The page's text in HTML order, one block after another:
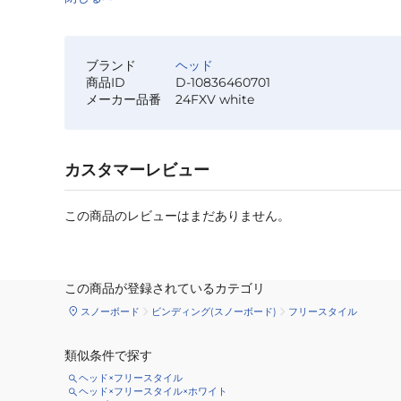
ブランド
ヘッド
商品ID
D-10836460701
メーカー品番
24FXV white
カスタマーレビュー
この商品のレビューはまだありません。
この商品が登録されているカテゴリ
スノーボード ビンディング(スノーボード) フリースタイル
類似条件で探す
ヘッド×フリースタイル
ヘッド×フリースタイル×ホワイト